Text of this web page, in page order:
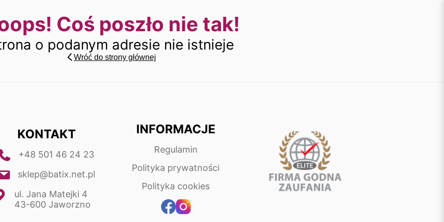
Coś poszło nie tak!
o podanym adresie nie istnieje
Wróć do strony głównej
KONTAKT
+48 501 46 24 23
sklep@batix.net.pl
ul. Jana Matejki 4
43-600 Jaworzno
INFORMACJE
Regulamin
Polityka prywatności
Polityka cookies